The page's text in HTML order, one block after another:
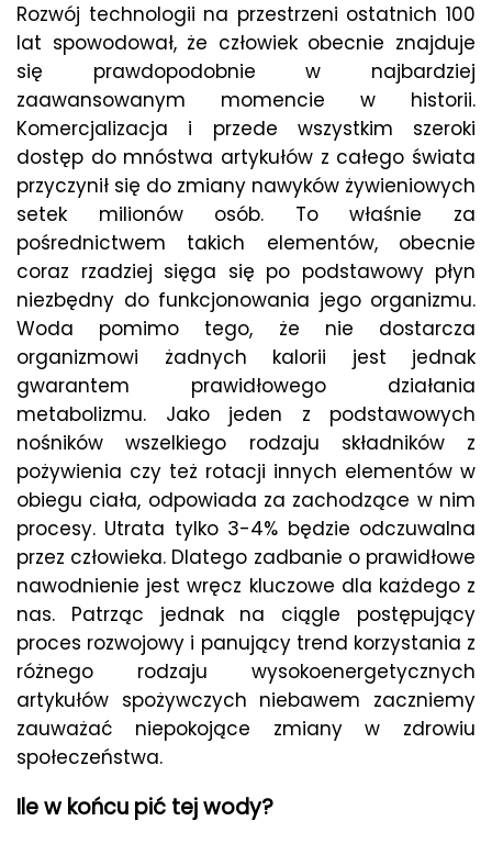
Rozwój technologii na przestrzeni ostatnich 100
lat spowodował, że człowiek obecnie znajduje
się prawdopodobnie w najbardziej
zaawansowanym momencie w historii.
Komercjalizacja i przede wszystkim szeroki
dostęp do mnóstwa artykułów z całego świata
przyczynił się do zmiany nawyków żywieniowych
setek milionów osób. To właśnie za
pośrednictwem takich elementów, obecnie
coraz rzadziej sięga się po podstawowy płyn
niezbędny do funkcjonowania jego organizmu.
Woda pomimo tego, że nie dostarcza
organizmowi żadnych kalorii jest jednak
gwarantem prawidłowego działania
metabolizmu. Jako jeden z podstawowych
nośników wszelkiego rodzaju składników z
pożywienia czy też rotacji innych elementów w
obiegu ciała, odpowiada za zachodzące w nim
procesy. Utrata tylko 3-4% będzie odczuwalna
przez człowieka. Dlatego zadbanie o prawidłowe
nawodnienie jest wręcz kluczowe dla każdego z
nas. Patrząc jednak na ciągle postępujący
proces rozwojowy i panujący trend korzystania z
różnego rodzaju wysokoenergetycznych
artykułów spożywczych niebawem zaczniemy
zauważać niepokojące zmiany w zdrowiu
społeczeństwa.
Ile w końcu pić tej wody?